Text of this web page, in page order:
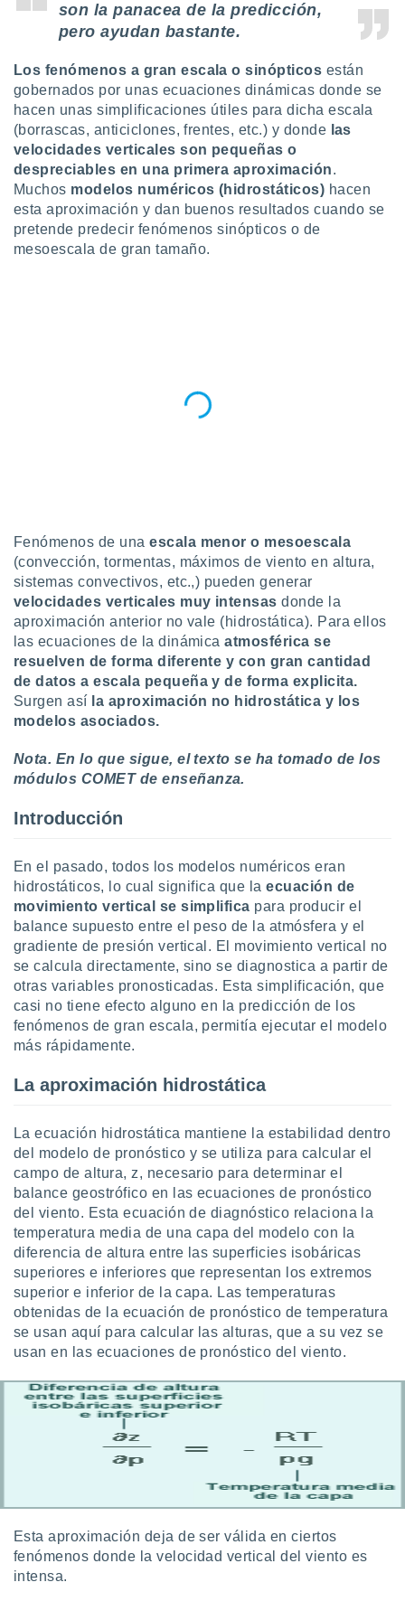
nuestra
y
de
disponible
el sitio
se
para
ni para
o
aunque
no
acceder a
web a
únicos
similares
como
este sitio
IP
posible
traten tus
en
interés
a lo que
Para
su
u
momento
en
en
en
un
o acceder
datos
son la panacea de la predicción,
pero ayudan bastante.
Los fenómenos a gran escala o sinópticos están
gobernados por unas ecuaciones dinámicas donde se
hacen unas simplificaciones útiles para dicha escala
(borrascas, anticiclones, frentes, etc.) y donde las
velocidades verticales son pequeñas o
despreciables en una primera aproximación.
Muchos modelos numéricos (hidrostáticos) hacen
esta aproximación y dan buenos resultados cuando se
pretende predecir fenómenos sinópticos o de
mesoescala de gran tamaño.
Fenómenos de unaescala menor o mesoescala
(convección, tormentas, máximos de viento en altura,
sistemas convectivos, etc.,) pueden generar
velocidades verticales muy intensas donde la
aproximación anterior no vale (hidrostática). Para ellos
las ecuaciones de la dinámicaatmosférica se
resuelven de forma diferente y con gran cantidad
de datos a escala pequeña y de forma explicita.
Surgen así la aproximación no hidrostática y los
modelos asociados.
Nota. En lo que sigue, el texto se ha tomado de los
módulos COMET de enseñanza.
Introducción
En el pasado, todos los modelos numéricos eran
hidrostáticos, lo cual significa que laecuación de
movimiento vertical se simplifica para producir el
balance supuesto entre el peso de la atmósfera y el
gradiente de presión vertical. El movimiento vertical no
se calcula directamente, sino se diagnostica a partir de
otras variables pronosticadas. Esta simplificación, que
casi no tiene efecto alguno en la predicción de los
fenómenos de gran escala, permitía ejecutar el modelo
más rápidamente.
La aproximación hidrostática
La ecuación hidrostática mantiene la estabilidad dentro
del modelo de pronóstico y se utiliza para calcular el
campo de altura, z, necesario para determinar el
balance geostrófico en las ecuaciones de pronóstico
del viento. Esta ecuación de diagnóstico relaciona la
temperatura media de una capa del modelo con la
diferencia de altura entre las superficies isobáricas
superiores e inferiores que representan los extremos
superior e inferior de la capa. Las temperaturas
obtenidas de la ecuación de pronóstico de temperatura
se usan aquí para calcular las alturas, que a su vez se
usan en las ecuaciones de pronóstico del viento.
Esta aproximación deja de ser válida en ciertos
fenómenos donde la velocidad vertical del viento es
intensa.